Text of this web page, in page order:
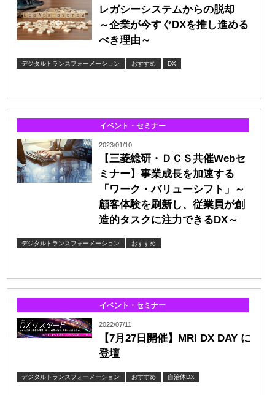
レガシーシステムからの脱却
～企業が今すぐDXを推し進める
べき理由～
デジタルトランスフォーメーション おすすめ DX
イベント・セミナー
2023/01/10
【三菱総研・ＤＣＳ共催Webセ
ミナー】事業成長を加速する
「ワーク・バリューシフト」～
顧客体験を刷新し、従業員が創
造的タスクに注力できるDX～
デジタルトランスフォーメーション おすすめ
イベント・セミナー
2022/07/11
【7月27日開催】MRI DX DAY に
登壇
デジタルトランスフォーメーション おすすめ 自治体DX